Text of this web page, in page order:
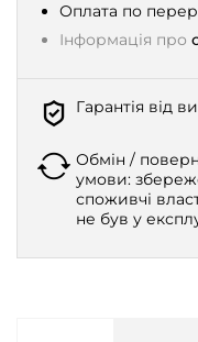
Оплата по
Інформація про
Гарантія від
Обмін /
умови:
споживчі
не був у